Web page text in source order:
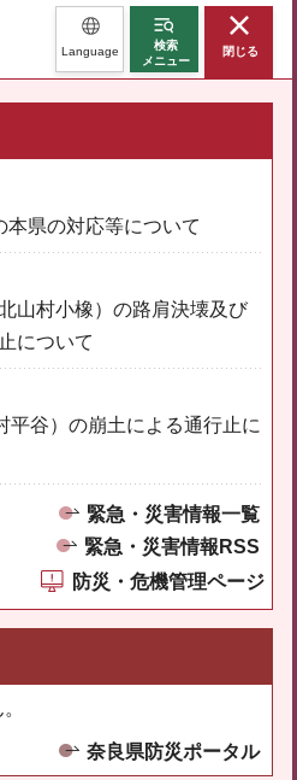
Language
検索
メニュー
閉じる
県の対応等について
山村小橡）の路肩決壊及び
について
平谷）の崩土による通行止に
緊急・災害情報一覧
緊急・災害情報RSS
防災・危機管理ページ
奈良県防災ポータル